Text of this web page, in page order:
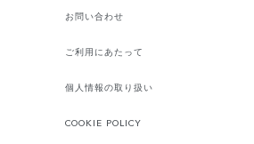
お問い合わせ
ご利用にあたって
個人情報の取り扱い
COOKIE POLICY